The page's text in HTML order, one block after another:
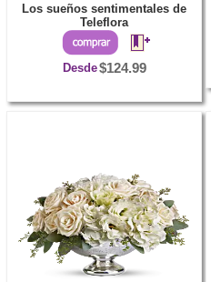
Los sueños sentimentales de
Teleflora
Desde$124.99